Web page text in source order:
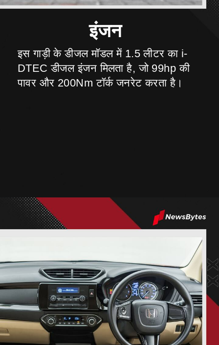
इंजन
इस गाड़ी के डीजल मॉडल में 1.5 लीटर का i-
DTEC डीजल इंजन मिलता है, जो 99hp की